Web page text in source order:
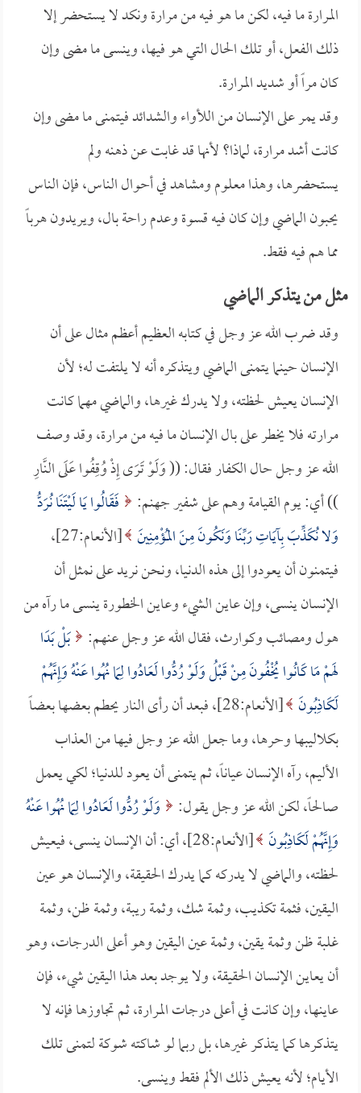
المرارة ما فيه، لكن ما هو فيه من مرارة ونكد لا يستحضر إلا
ذلك الفعل، أو تلك الحال التي هو فيها، وينسى ما مضى وإن
كان مراً أو شديد المرارة.
وقد يمر على الإنسان من اللأواء والشدائد فيتمنى ما مضى وإن
كانت أشد مرارة، لماذا؟ لأنها قد غابت عن ذهنه ولم
يستحضرها، وهذا معلوم ومشاهد في أحوال الناس، فإن الناس
يحبون الماضي وإن كان فيه قسوة وعدم راحة بال، ويريدون هرباً
مما هم فيه فقط.
مثل من يتذكر الماضي
وقد ضرب الله عز وجل في كتابه العظيم أعظم مثال على أن
الإنسان حينما يتمنى الماضي ويتذكره أنه لا يلتفت له؛ لأن
الإنسان يعيش لحظته، ولا يدرك غيرها، والماضي مهما كانت
مرارته فلا يخطر على بال الإنسان ما فيه من مرارة، وقد وصف
الله عز وجل حال الكفار فقال: (( وَلَوْ تَرَى إِذْ وُقِفُوا عَلَى النَّارِ
)) أي: يوم القيامة وهم على شفير جهنم:
فَقَالُوا يَا لَيْتَنَا نُرَدُّ
وَلا نُكَذِّبَ بِآيَاتِ رَبِّنَا وَنَكُونَ مِنَ المُؤْمِنِينَ
[الأنعام:27]،
فيتمنون أن يعودوا إلى هذه الدنيا، ونحن نريد على نمثل أن
الإنسان ينسى، وإن عاين الشيء وعاين الخطورة ينسى ما رآه من
هول ومصائب وكوارث، فقال الله عز وجل عنهم: بَلْ بَدَا
لَهمْ مَا كَانُوا يُخْفُونَ مِنْ قَبْلُ وَلَوْ رُدُّوا لَعَادُوا لِمَا نُهُوا عَنْهُ وَإِنَّهُمْ
لَكَاذِبُونَ
[الأنعام:28]، فبعد أن رأى النار يحطم بعضها بعضاً
بكلاليبها وحرها، وما جعل الله عز وجل فيها من العذاب
الأليم، رآه الإنسان عياناً، ثم يتمنى أن يعود للدنيا؛ لكي يعمل
صالحاً، لكن الله عز وجل يقول:
وَلَوْ رُدُّوا لَعَادُوا لِمَا نُهُوا عَنْهُ
وَإِنَّهُمْ لَكَاذِبُونَ
[الأنعام:28]، أي: أن الإنسان ينسى، فيعيش
لحظته، والماضي لا يدركه كما يدرك الحقيقة، والإنسان هو عين
اليقين، فثمة تكذيب، وثمة شك، وثمة ريبة، وثمة ظن، وثمة
غلبة ظن وثمة يقين، وثمة عين اليقين وهو أعلى الدرجات، وهو
أن يعاين الإنسان الحقيقة، ولا يوجد بعد هذا اليقين شيء، فإن
عاينها، وإن كانت في أعلى درجات المرارة، ثم تجاوزها فإنه لا
يتذكرها كما يتذكر غيرها، بل ربما لو شاكته شوكة لتمنى تلك
الأيام؛ لأنه يعيش ذلك الألم فقط وينسى.